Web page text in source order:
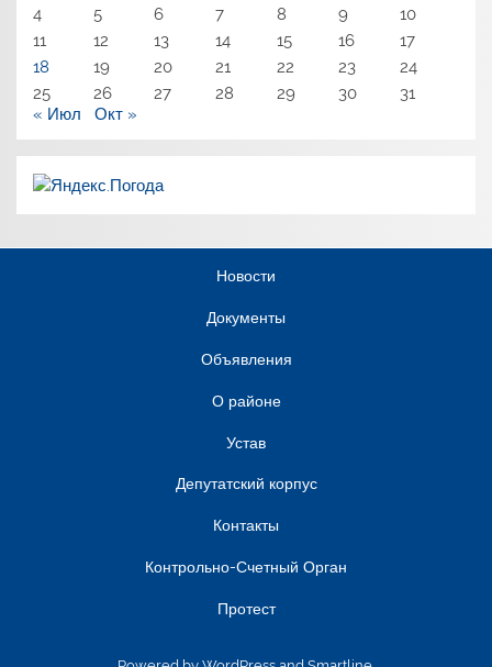
4
5 6 7 8 9
10
11
12 13 14 15 16
17
18
19 20 21 22 23
24
25
26 27 28 29 30
31
« Июл
Окт »
Новости
Документы
Объявления
О районе
Устав
Депутатский корпус
Контакты
Контрольно-Счетный Орган
Протест